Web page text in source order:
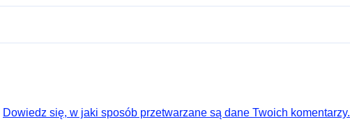
Dowiedz się, w jaki sposób przetwarzane są dane Twoich komentarzy.